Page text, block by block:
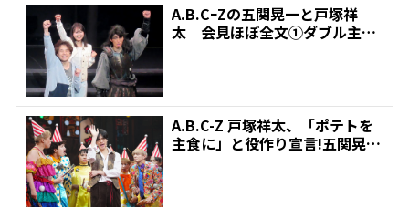
A.B.CｰZの五関晃一と戸塚祥
太 会見ほぼ全文①ダブル主演
A.B.C-Z 戸塚祥太、「ポテトを
主食に」と役作り宣言!五関晃